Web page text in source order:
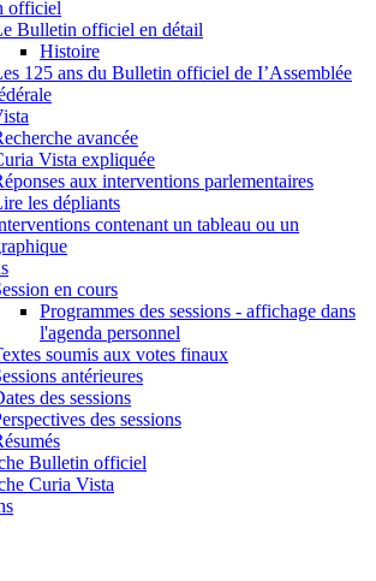
officiel
Bulletin officiel en détail
Histoire
125 ans du Bulletin officiel de I’Assemblée
avancée
Vista expliquée
aux interventions parlementaires
les dépliants
contenant un tableau ou un
en cours
Programmes des sessions - affichage dans
l'agenda personnel
soumis aux votes finaux
antérieures
des sessions
des sessions
Bulletin officiel
Curia Vista